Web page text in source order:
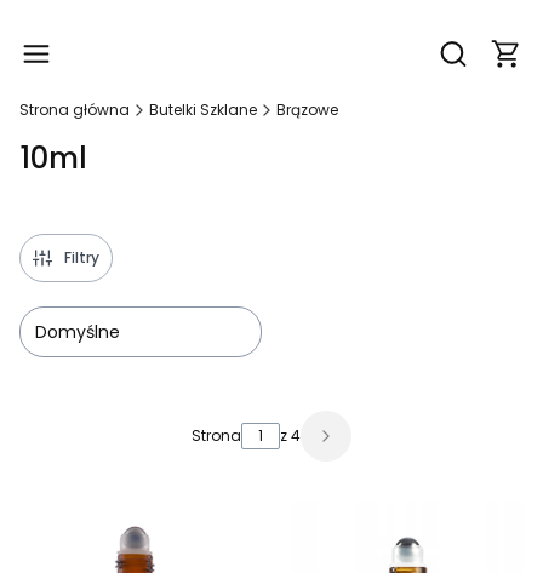
Otwórz
Strona główna Butelki Szklane Brązowe
10ml
Filtry
Domyślne
Strona z 4